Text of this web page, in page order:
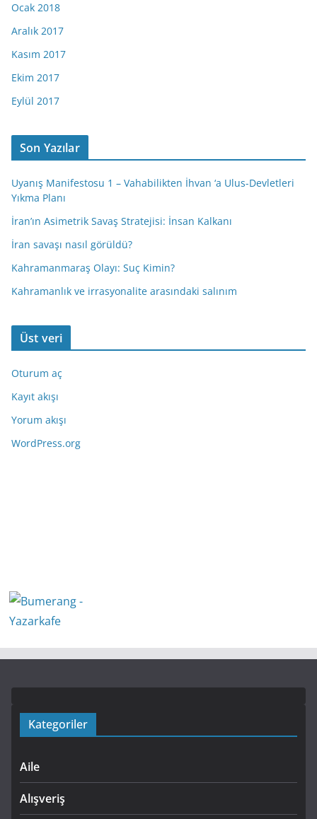
Ocak 2018
Aralık 2017
Kasım 2017
Ekim 2017
Eylül 2017
Son Yazılar
Uyanış Manifestosu 1 – Vahabilikten İhvan ‘a Ulus-Devletleri
Yıkma Planı
İran’ın Asimetrik Savaş Stratejisi: İnsan Kalkanı
İran savaşı nasıl görüldü?
Kahramanmaraş Olayı: Suç Kimin?
Kahramanlık ve irrasyonalite arasındaki salınım
Üst veri
Oturum aç
Kayıt akışı
Yorum akışı
WordPress.org
Kategoriler
Aile
Alışveriş